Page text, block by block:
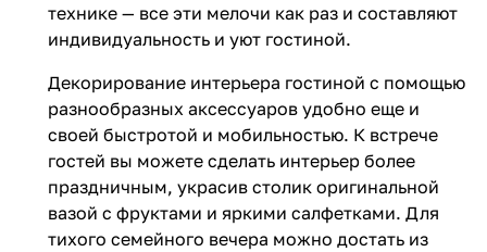
технике — все эти мелочи как раз и составляют
индивидуальность и уют гостиной.
Декорирование интерьера гостиной с помощью
разнообразных аксессуаров удобно еще и
своей быстротой и мобильностью. К встрече
гостей вы можете сделать интерьер более
праздничным, украсив столик оригинальной
вазой с фруктами и яркими салфетками. Для
тихого семейного вечера можно достать из